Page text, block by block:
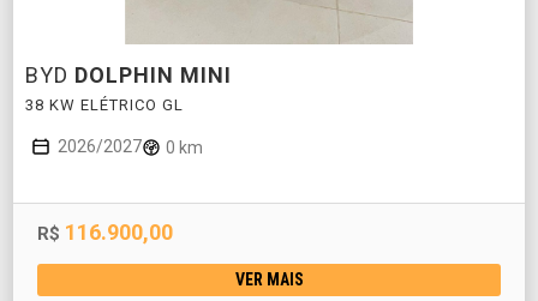
BYD DOLPHIN MINI
38 KW ELÉTRICO GL
2026/2027 0 km
R$ 116.900,00
VER MAIS